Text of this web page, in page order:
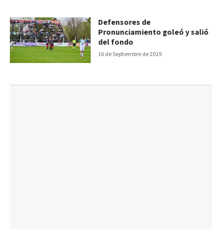
16 de Septiembre de 2019
Defensores de
Pronunciamiento goleó y salió
del fondo